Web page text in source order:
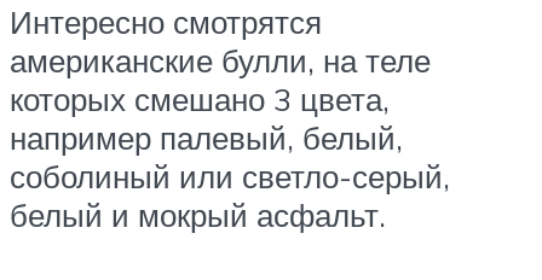
Интересно смотрятся
американские булли, на теле
которых смешано 3 цвета,
например палевый, белый,
соболиный или светло-серый,
белый и мокрый асфальт.